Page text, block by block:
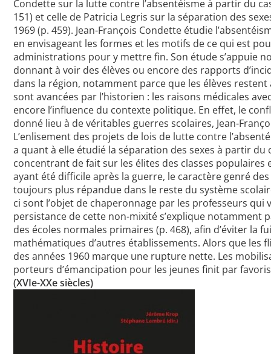
Condette sur la lutte contre l’absentéisme à partir du
151) et celle de Patricia Legris sur la séparation des
1969 (p. 459). Jean-François Condette étudie
en envisageant les formes et les motifs de ce qui est
administrations pour y mettre fin. Son étude s’appuie
donnant à voir des élèves ou encore des rapports
dans la région, notamment parce que les élèves
sont avancées par l’historien : les raisons médicales
encore l’influence du contexte politique. En effet, le
donné lieu à de véritables guerres scolaires, Jean-
L’enlisement des projets de lois de lutte contre
a quant à elle étudié la séparation des sexes à partir
concentrant de fait sur les élites des classes
ayant été difficile après la guerre, le caractère genré
toujours plus répandue dans le reste du système
ci sont l’objet de chaperonnage par les professeurs
persistance de cette non-mixité s’explique notamment
des écoles normales primaires (p. 468), afin d’éviter la
mathématiques d’autres établissements. Alors que
des années 1960 marque une rupture nette. Les
porteurs d’émancipation pour les jeunes finit par
(XVIe-XXe siècles)